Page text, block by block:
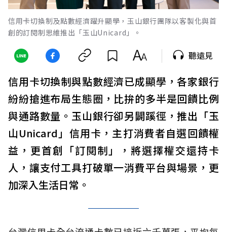
信用卡切換制及點數經濟躍升顯學，玉山銀行團隊以客製化與首
創的訂閱制思維推出「玉山Unicard」。
聽遠見
信用卡切換制與點數經濟已成顯學，各家銀行
紛紛搶進布局生態圈，比拚的多半是回饋比例
與通路數量。玉山銀行卻另闢蹊徑，推出「玉
山Unicard」信用卡，主打消費者自選回饋權
益，更首創「訂閱制」，將選擇權交還持卡
人，讓支付工具打破單一消費平台與場景，更
加深入生活日常。